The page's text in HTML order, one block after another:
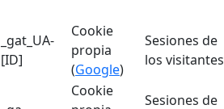
_gat_UA-
[ID]
Cookie
propia
(Google)
Sesiones de
los visitantes
Cookie
Sesiones de